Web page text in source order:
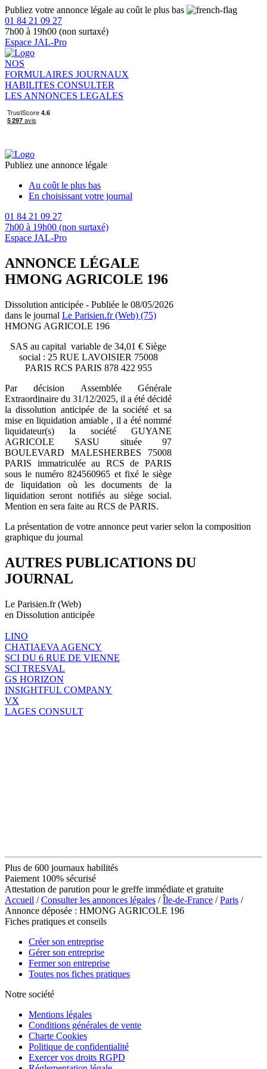
Publiez votre annonce légale au coût le plus bas
01 84 21 09 27
7h00 à 19h00 (non surtaxé)
Espace JAL-Pro
NOS
FORMULAIRES JOURNAUX
HABILITES CONSULTER
LES ANNONCES LEGALES
Publiez une annonce légale
Au coût le plus bas
En choisissant votre journal
01 84 21 09 27
7h00 à 19h00 (non surtaxé)
Espace JAL-Pro
ANNONCE LÉGALE
HMONG AGRICOLE 196
Dissolution anticipée - Publiée le 08/05/2026
dans le journal Le Parisien.fr (Web) (75)
HMONG AGRICOLE 196
SAS au capital variable de 34,01 € Siège
social : 25 RUE LAVOISIER 75008
PARIS RCS PARIS 878 422 955
Par décision Assemblée Générale
Extraordinaire du 31/12/2025, il a été décidé
la dissolution anticipée de la société et sa
mise en liquidation amiable , il a été nommé
liquidateur(s) la société GUYANE
AGRICOLE SASU située 97
BOULEVARD MALESHERBES 75008
PARIS immatriculée au RCS de PARIS
sous le numéro 824560965 et fixé le siège
de liquidation où les documents de la
liquidation seront notifiés au siège social.
Mention en sera faite au RCS de PARIS.
La présentation de votre annonce peut varier selon la composition
graphique du journal
AUTRES PUBLICATIONS DU
JOURNAL
Le Parisien.fr (Web)
en Dissolution anticipée
LINO
CHATIAEVA AGENCY
SCI DU 6 RUE DE VIENNE
SCI TRESVAL
GS HORIZON
INSIGHTFUL COMPANY
VX
LAGES CONSULT
Plus de 600 journaux habilités
Paiement 100% sécurisé
Attestation de parution pour le greffe immédiate et gratuite
Accueil /Consulter les annonces légales /Île-de-France /Paris /
Annonce déposée : HMONG AGRICOLE 196
Fiches pratiques et conseils
Créer son entreprise
Gérer son entreprise
Fermer son entreprise
Toutes nos fiches pratiques
Notre société
Mentions légales
Conditions générales de vente
Charte Cookies
Politique de confidentialité
Exercer vos droits RGPD